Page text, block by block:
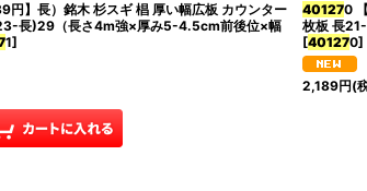
】長）銘木 杉スギ 椙 厚い幅広板 カウンター
長)29（長さ4m強×厚み5-4.5cm前後位×幅
1]
401270
枚板 長
[401270]
2,189円(